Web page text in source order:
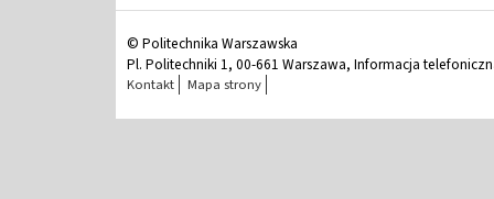
© Politechnika Warszawska
Pl. Politechniki 1, 00-661 Warszawa, Informacja
Kontakt Mapa strony